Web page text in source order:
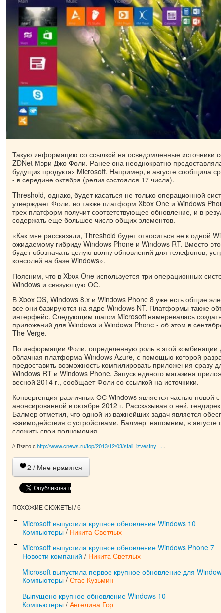
Такую информацию со ссылкой на осведомленные источники
ZDNet Мэри Джо Фоли. Ранее она неоднократно
будущих продуктах Microsoft. Например, в августе сообщила
- в середине октября (релиз состоялся 17 числа).
Threshold, однако, будет касаться не только операционной
утверждает Фоли, но также платформ Xbox One и Windows
трех платформ получит соответствующее обновление, и в
содержать еще большее число общих элементов.
«Как мне рассказали, Threshold будет относиться не к одной
ожидаемому гибриду Windows Phone и Windows RT. Вместо
будет обозначать целую волну обновлений для телефонов,
консолей на базе Windows».
Поясним, что в Xbox One используется три операционных
Windows и связующую ОС.
В Xbox OS, Windows 8.x и Windows Phone 8 уже есть общие
все они базируются на ядре Windows NT. Платформы также
интерфейс. Следующим шагом Microsoft намеревалась
приложений для Windows и Windows Phone - об этом в
The Verge.
По информации Фоли, определенную роль в этой комбинации
облачная платформа Windows Azure, с помощью которой
предоставить возможность компилировать приложения сразу
Windows RT и Windows Phone. Запуск единого магазина
весной 2014 г., сообщает Фоли со ссылкой на источники.
Конвергенция различных ОС Windows является частью новой
анонсированной в октябре 2012 г. Рассказывая о ней,
Балмер отметил, что одной из важнейших задач является
взаимодействия с устройствами. Балмер, напомним, в
сложить свои полномочия.
// Взято с http://www.cnews.ru/top/2013/12/03/stali_izvestny_....
2 / Мне нравится
ПОХОЖИЕ СЮЖЕТЫ / 6
Microsoft выпустила крупное обновление Windows 10
Компьютеры / Никита Светлых
Microsoft выпустила крупное обновление Windows Phone 7
Новости компаний / Никита Светлых
Microsoft выпустила первое крупное обновление для
Компьютеры / Стас Кузьмин
Выпущено крупное обновление Windows 10
Компьютеры / Ангелина Гор